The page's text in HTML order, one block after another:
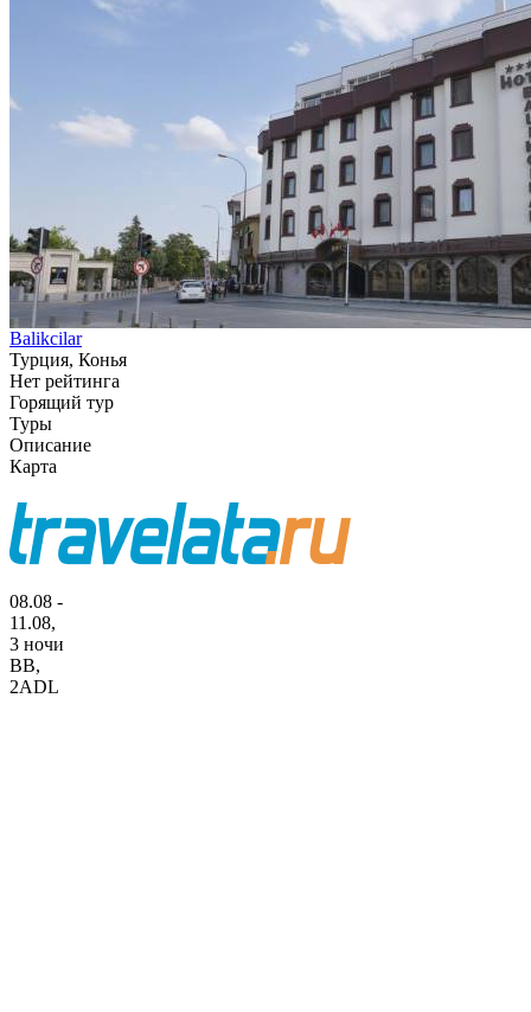
Balikcilar
Турция, Конья
Нет рейтинга
Горящий тур
Туры
Описание
Карта
08.08 -
11.08,
3 ночи
BB,
2ADL